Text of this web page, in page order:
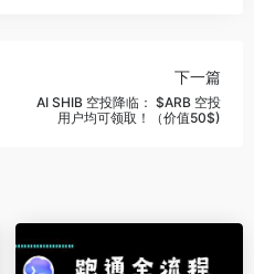
下一篇
AI SHIB 空投降临： $ARB 空投
用户均可领取！（价值50$)